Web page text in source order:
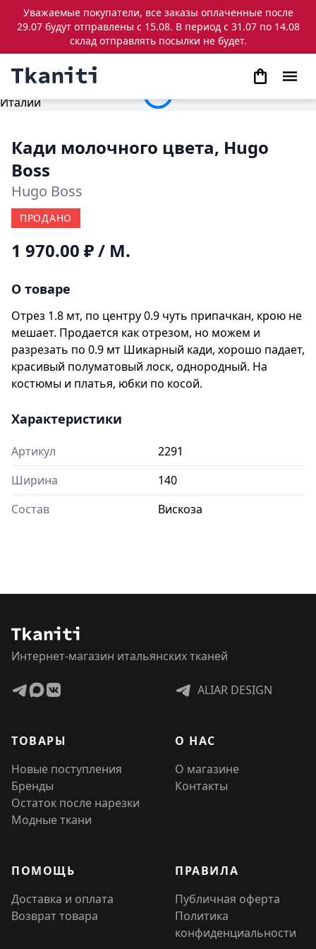
Уважаемые покупатели, все заказы оплаченные после
29.07 будут отправлены с 15.08. В период с 31.07 по 14.08
склад отправлять посылки не будет.
Кади молочного цвета, Hugo
Boss
Hugo Boss
ПРОДАНО
1 970.00 ₽/ М.
О товаре
Отрез 1.8 мт, по центру 0.9 чуть припачкан, крою не
мешает. Продается как отрезом, но можем и
разрезать по 0.9 мт Шикарный кади, хорошо падает,
красивый полуматовый лоск, однородный. На
костюмы и платья, юбки по косой.
Характеристики
Артикул
2291
Ширина
140
Состав
Вискоза
Интернет-магазин итальянских тканей
ALIAR DESIGN
ТОВАРЫ
Новые поступления
Бренды
Остаток после нарезки
Модные ткани
О НАС
О магазине
Контакты
ПОМОЩЬ
Доставка и оплата
Возврат товара
ПРАВИЛА
Публичная оферта
Политика
конфиденциальности